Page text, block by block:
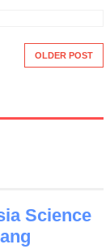
OLDER POST
Science